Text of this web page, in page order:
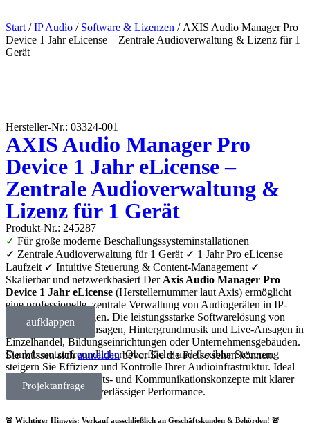
Start /IP Audio / Software & Lizenzen / AXIS Audio Manager Pro
Device 1 Jahr eLicense – Zentrale Audioverwaltung & Lizenz für 1
Gerät
Hersteller-Nr.: 03324-001
AXIS Audio Manager Pro
Device 1 Jahr eLicense –
Zentrale Audioverwaltung &
Lizenz für 1 Gerät
Produkt-Nr.: 245287
✓ Für große moderne Beschallungssysteminstallationen
✓ Zentrale Audioverwaltung für 1 Gerät ✓ 1 Jahr Pro eLicense
Laufzeit ✓ Intuitive Steuerung & Content-Management ✓
Skalierbar und netzwerkbasiert Der Axis Audio Manager Pro
Device 1 Jahr eLicense (Herstellernummer laut Axis) ermöglicht
eine professionelle, zentrale Verwaltung von Audiogeräten in IP-
basierten Umgebungen. Die leistungsstarke Softwarelösung von
Axis optimiert Durchsagen, Hintergrundmusik und Live-Ansagen in
Einzelhandel, Bildungseinrichtungen oder Unternehmensgebäuden.
Dank benutzerfreundlicher Oberfläche und flexibler Steuerung
steigern Sie Effizienz und Kontrolle Ihrer Audioinfrastruktur. Ideal
für moderne Sicherheits- und Kommunikationskonzepte mit klarer
Skalierbarkeit und zuverlässiger Performance.
aufklappen
Sie müssen sichanmeldenbevor Sie die Preise sehen können.
Projektanfrage
🚨 Wichtiger Hinweis: Verkauf ausschließlich an Geschäftskunden & Behörden! 🚨